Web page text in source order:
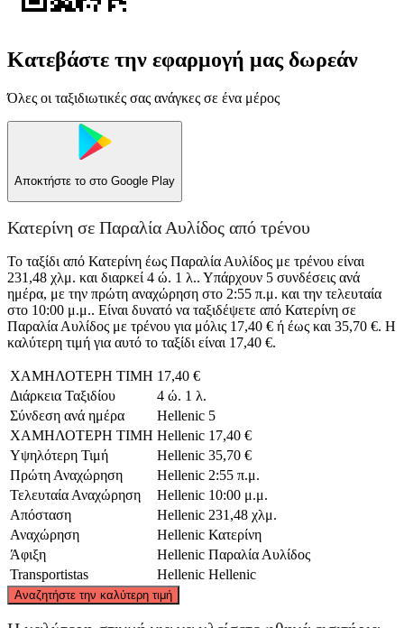
Κατεβάστε την εφαρμογή μας δωρεάν
Όλες οι ταξιδιωτικές σας ανάγκες σε ένα μέρος
Αποκτήστε το στο Google Play
Κατερίνη σε Παραλία Αυλίδος από τρένου
Το ταξίδι από Κατερίνη έως Παραλία Αυλίδος με τρένου είναι
231,48 χλμ. και διαρκεί 4 ώ. 1 λ.. Υπάρχουν 5 συνδέσεις ανά
ημέρα, με την πρώτη αναχώρηση στο 2:55 π.μ. και την τελευταία
στο 10:00 μ.μ.. Είναι δυνατό να ταξιδέψετε από Κατερίνη σε
Παραλία Αυλίδος με τρένου για μόλις 17,40 € ή έως και 35,70 €. Η
καλύτερη τιμή για αυτό το ταξίδι είναι 17,40 €.
ΧΑΜΗΛΟΤΕΡΗ ΤΙΜΗ 17,40 €
Διάρκεια Ταξιδίου
4 ώ. 1 λ.
Σύνδεση ανά ημέρα
Hellenic 5
ΧΑΜΗΛΟΤΕΡΗ ΤΙΜΗ Hellenic 17,40 €
Υψηλότερη Τιμή
Hellenic 35,70 €
Πρώτη Αναχώρηση
Hellenic 2:55 π.μ.
Τελευταία Αναχώρηση
Hellenic 10:00 μ.μ.
Απόσταση
Hellenic 231,48 χλμ.
Αναχώρηση
Hellenic Κατερίνη
Άφιξη
Hellenic Παραλία Αυλίδος
Transportistas
Hellenic Hellenic
Αναζητήστε την καλύτερη τιμή
©CARTO, ©